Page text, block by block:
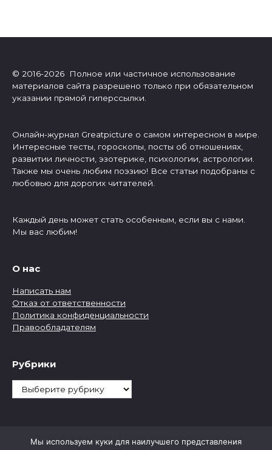
© 2016-2026 Полное или частичное использование
материалов сайта разрешено только при обязательном
указании прямой гиперссылки.
Онлайн-журнал Greatpicture о самом интересном в мире.
Интересные тесты, гороскопы, посты об отношениях,
развитии личности, эзотерике, психологии, астрологии.
Также мы очень любим поэзию! Все статьи подобраны с
любовью для дорогих читателей.
Каждый день может стать особенным, если вы с нами.
Мы вас любим!
О нас
Написать нам
Отказ от ответственности
Политика конфиденциальности
Правообладателям
Рубрики
Рубрики
Мы используем куки для наилучшего представления